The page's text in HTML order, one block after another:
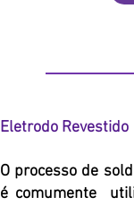
Eletrodo Revestido
O processo de
é comumente